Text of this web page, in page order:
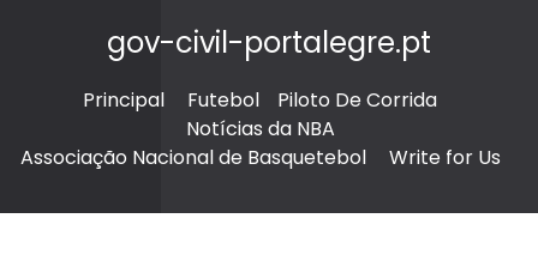
gov-civil-portalegre.pt
Principal Futebol
Piloto De Corrida
Notícias da NBA
Associação Nacional de Basquetebol
Write for Us